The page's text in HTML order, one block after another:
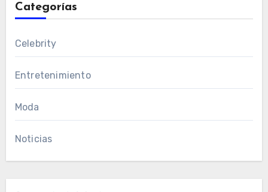
Categorías
Celebrity
Entretenimiento
Moda
Noticias